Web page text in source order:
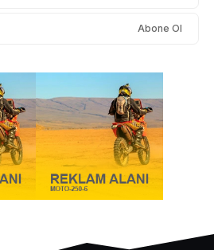
Abone Ol